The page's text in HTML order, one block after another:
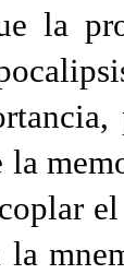
la
la
la